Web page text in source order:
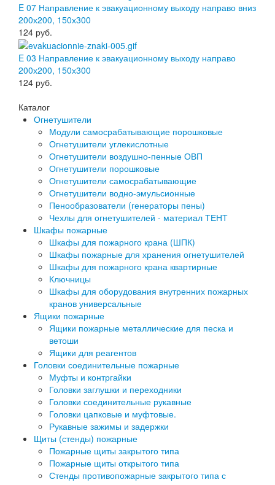
E 07 Направление к эвакуационному выходу направо вниз
200х200, 150х300
124 руб.
E 03 Направление к эвакуационному выходу направо
200х200, 150х300
124 руб.
Каталог
Огнетушители
Модули самосрабатывающие порошковые
Огнетушители углекислотные
Огнетушители воздушно-пенные ОВП
Огнетушители порошковые
Огнетушители самосрабатывающие
Огнетушители водно-эмульсионные
Пенообразователи (генераторы пены)
Чехлы для огнетушителей - материал ТЕНТ
Шкафы пожарные
Шкафы для пожарного крана (ШПК)
Шкафы пожарные для хранения огнетушителей
Шкафы для пожарного крана квартирные
Ключницы
Шкафы для оборудования внутренних пожарных
кранов универсальные
Ящики пожарные
Ящики пожарные металлические для песка и
ветоши
Ящики для реагентов
Головки соединительные пожарные
Муфты и контргайки
Головки заглушки и переходники
Головки соединительные рукавные
Головки цапковые и муфтовые.
Рукавные зажимы и задержки
Щиты (стенды) пожарные
Пожарные щиты закрытого типа
Пожарные щиты открытого типа
Стенды противопожарные закрытого типа с